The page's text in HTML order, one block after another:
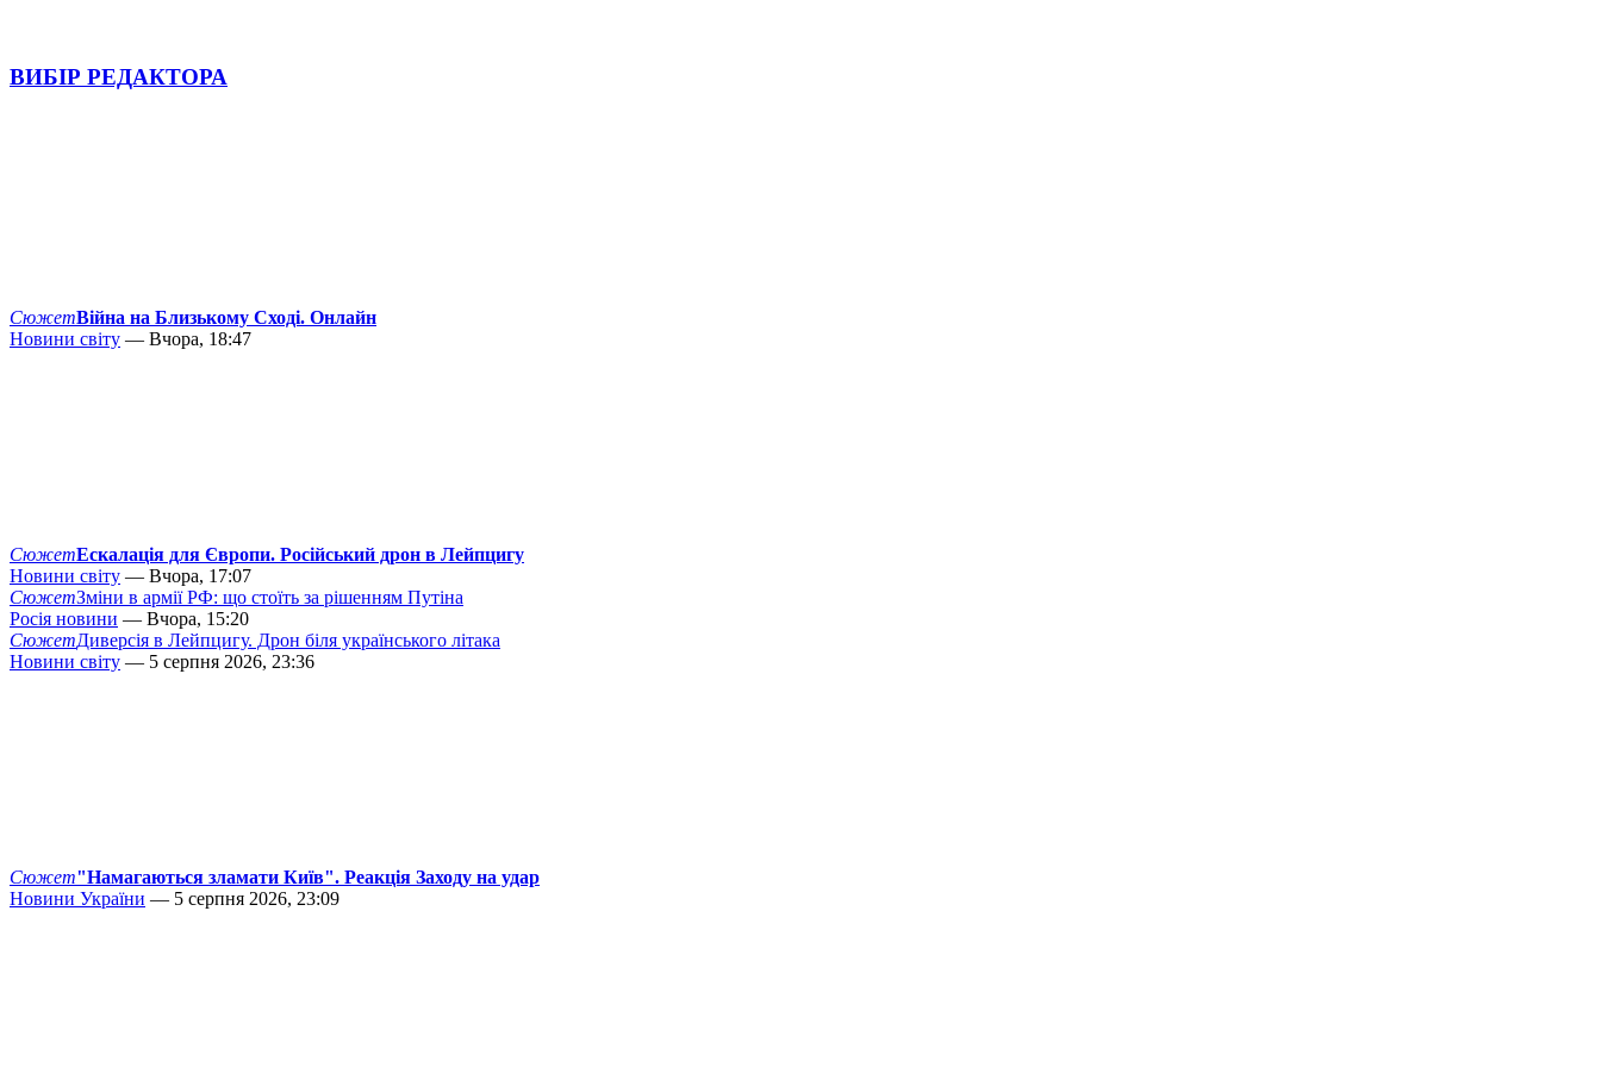
ВИБІР РЕДАКТОРА
СюжетВійна на Близькому Сході. Онлайн
Новини світу — Вчора, 18:47
СюжетЕскалація для Європи. Російський дрон в Лейпцигу
Новини світу — Вчора, 17:07
СюжетЗміни в армії РФ: що стоїть за рішенням Путіна
Росія новини — Вчора, 15:20
СюжетДиверсія в Лейпцигу. Дрон біля українського літака
Новини світу — 5 серпня 2026, 23:36
Сюжет"Намагаються зламати Київ". Реакція Заходу на удар
Новини України — 5 серпня 2026, 23:09